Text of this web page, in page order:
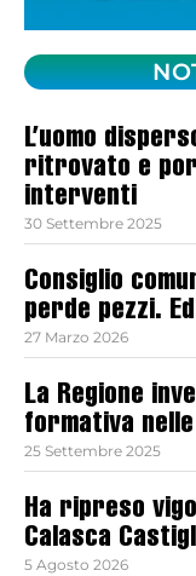
L’uomo
ritrovato e
interventi
30 Settembre 2025
Consiglio
perde pezzi.
27 Marzo 2026
La Regione
formativa
25 Settembre 2025
Ha ripreso
Calasca
5 Agosto 2026